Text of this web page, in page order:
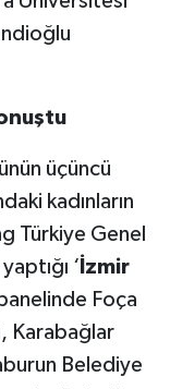
üçüncü
kadınların
Türkiye Genel
‘ İzmir
Foça
Karabağlar
Belediye